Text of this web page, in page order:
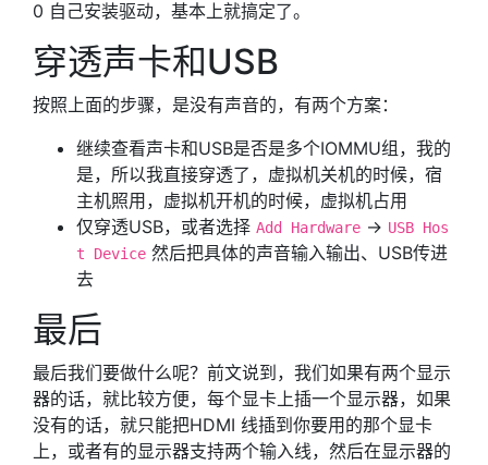
0 自己安装驱动，基本上就搞定了。
穿透声卡和USB
按照上面的步骤，是没有声音的，有两个方案：
继续查看声卡和USB是否是多个IOMMU组，我的
是，所以我直接穿透了，虚拟机关机的时候，宿
主机照用，虚拟机开机的时候，虚拟机占用
仅穿透USB，或者选择 Add Hardware -> USB Hos
t Device 然后把具体的声音输入输出、USB传进
去
最后
最后我们要做什么呢？前文说到，我们如果有两个显示
器的话，就比较方便，每个显卡上插一个显示器，如果
没有的话，就只能把HDMI 线插到你要用的那个显卡
上，或者有的显示器支持两个输入线，然后在显示器的